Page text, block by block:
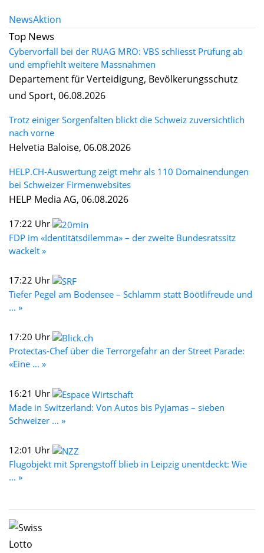
NewsAktion
Top News
Cybervorfall bei der RUAG MRO: VBS schliesst Prüfung ab
und empfiehlt weitere Massnahmen
Departement für Verteidigung, Bevölkerungsschutz
und Sport, 06.08.2026
Trotz einiger Sorgenfalten blickt die Schweiz zuversichtlich
nach vorne
Helvetia Baloise, 06.08.2026
HELP.CH-Auswertung zeigt mehr als 110 Domainendungen
bei Schweizer Firmenwebsites
HELP Media AG, 06.08.2026
17:22 Uhr
FDP im «Identitätsdilemma» – der zweite Bundesratssitz
wackelt »
17:22 Uhr
Tiefer Pegel am Bodensee – Schlamm statt Böötlifreude und
... »
17:20 Uhr
Protectas-Chef über die Terrorgefahr an der Street Parade:
«Eine ... »
16:21 Uhr
Made in Switzerland: Von Autos bis Pyjamas – sieben
Schweizer ... »
12:01 Uhr
Flugobjekt mit Sprengstoff blieb in Leipzig unentdeckt: Wie
... »